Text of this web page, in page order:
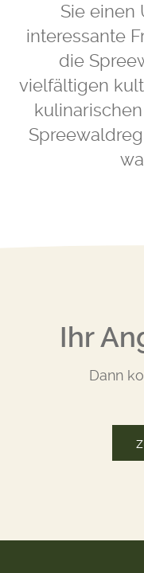
Sie einen
interessante
die
vielfältigen
Ihr
Dann